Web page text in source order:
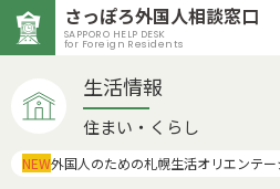
さっぽろ外国人相談窓口
SAPPORO HELP DESK
for Foreign Residents
生活情報
住まい・くらし
NEW外国人のための札幌生活オリエンテー